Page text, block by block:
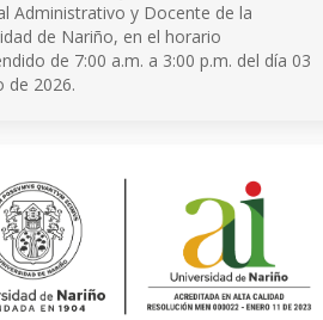
Administrativo y Docente de la
de Nariño, en el horario
de 7:00 a.m. a 3:00 p.m. del día 03
de 2026.